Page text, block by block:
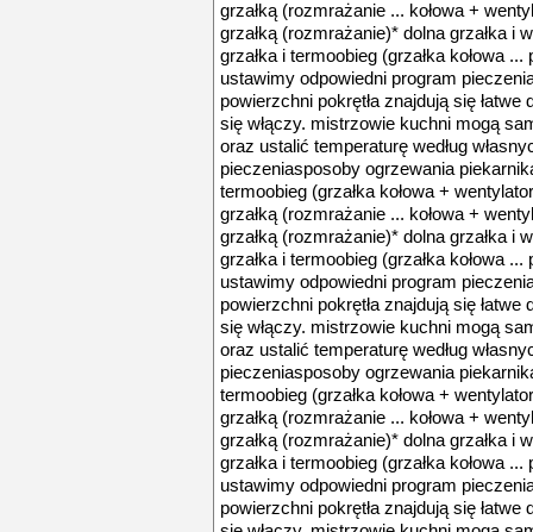
grzałką (rozmrażanie ... kołowa +
grzałką (rozmrażanie)* dolna grzałka i
grzałka i termoobieg (grzałka kołowa
ustawimy odpowiedni program
powierzchni pokrętła znajdują się
się włączy. mistrzowie kuchni mogą
oraz ustalić temperaturę według
pieczeniasposoby ogrzewania
termoobieg (grzałka kołowa +
grzałką (rozmrażanie ... kołowa +
grzałką (rozmrażanie)* dolna grzałka i
grzałka i termoobieg (grzałka kołowa
ustawimy odpowiedni program
powierzchni pokrętła znajdują się
się włączy. mistrzowie kuchni mogą
oraz ustalić temperaturę według
pieczeniasposoby ogrzewania
termoobieg (grzałka kołowa +
grzałką (rozmrażanie ... kołowa +
grzałką (rozmrażanie)* dolna grzałka i
grzałka i termoobieg (grzałka kołowa
ustawimy odpowiedni program
powierzchni pokrętła znajdują się